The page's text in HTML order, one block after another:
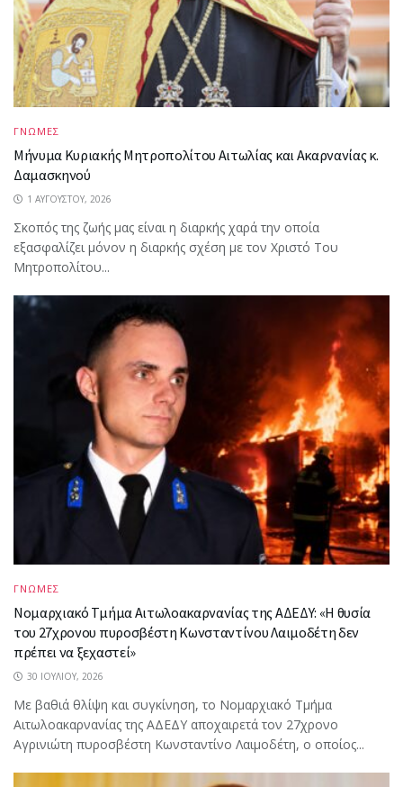
ΓΝΩΜΕΣ
Μήνυμα Κυριακής Μητροπολίτου Αιτωλίας και Ακαρνανίας κ.
Δαμασκηνού
1 ΑΥΓΟΎΣΤΟΥ, 2026
Σκοπός της ζωής μας είναι η διαρκής χαρά την οποία
εξασφαλίζει μόνον η διαρκής σχέση με τον Χριστό Του
Μητροπολίτου...
ΓΝΩΜΕΣ
Νομαρχιακό Τμήμα Αιτωλοακαρνανίας της ΑΔΕΔΥ: «Η θυσία
του 27χρονου πυροσβέστη Κωνσταντίνου Λαιμοδέτη δεν
πρέπει να ξεχαστεί»
30 ΙΟΥΛΊΟΥ, 2026
Με βαθιά θλίψη και συγκίνηση, το Νομαρχιακό Τμήμα
Αιτωλοακαρνανίας της ΑΔΕΔΥ αποχαιρετά τον 27χρονο
Αγρινιώτη πυροσβέστη Κωνσταντίνο Λαιμοδέτη, ο οποίος...